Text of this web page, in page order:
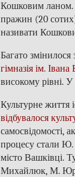
Кошковим ланом.
пражин (20
називати
Багато
гімназія ім.
високому рівні.
Культурне життя
відбувалося
самосвідомості,
процесу стали Ю.
місто Вашківці.
Михайлюк, М.